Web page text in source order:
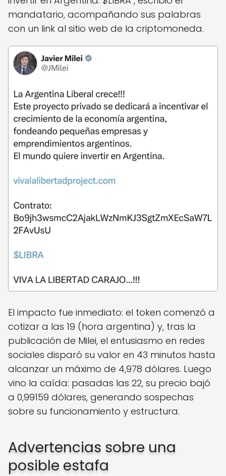
mandatario, acompañando sus palabras
con un link al sitio web de la criptomoneda.
El impacto fue inmediato: el token comenzó a
cotizar a las 19 (hora argentina) y, tras la
publicación de Milei, el entusiasmo en redes
sociales disparó su valor en 43 minutos hasta
alcanzar un máximo de 4,978 dólares. Luego
vino la caída: pasadas las 22, su precio bajó
a 0,99159 dólares, generando sospechas
sobre su funcionamiento y estructura.
Advertencias sobre una
posible estafa